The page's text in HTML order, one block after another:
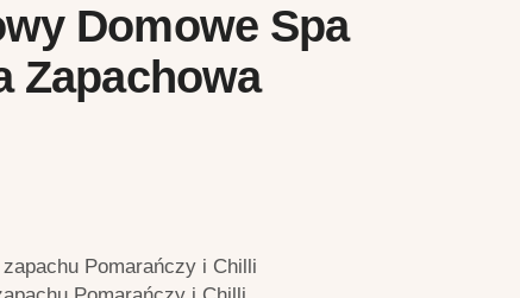
Domowe Spa
Zapachowa
Pomarańczy i Chilli